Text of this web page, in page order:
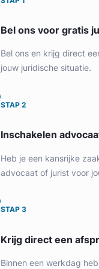
Bel ons voor gratis
Bel ons en krijg direct
jouw juridische situatie.
STAP 2
Inschakelen
Heb je een kansrijke
advocaat of jurist voor
STAP 3
Krijg direct een
Binnen een werkdag